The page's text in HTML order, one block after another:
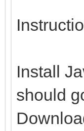
Install
should